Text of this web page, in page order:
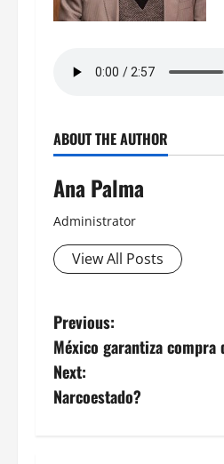
ABOUT THE AUTHOR
Ana Palma
Administrator
View All Posts
Post
navigation
Previous:
México garantiza compra
Next:
Narcoestado?